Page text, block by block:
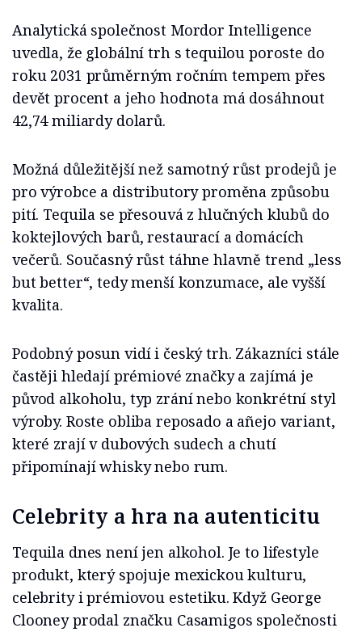
Analytická společnost Mordor Intelligence
uvedla, že globální trh s tequilou poroste do
roku 2031 průměrným ročním tempem přes
devět procent a jeho hodnota má dosáhnout
42,74 miliardy dolarů.
Možná důležitější než samotný růst prodejů je
pro výrobce a distributory proměna způsobu
pití. Tequila se přesouvá z hlučných klubů do
koktejlových barů, restaurací a domácích
večerů. Současný růst táhne hlavně trend „less
but better“, tedy menší konzumace, ale vyšší
kvalita.
Podobný posun vidí i český trh. Zákazníci stále
častěji hledají prémiové značky a zajímá je
původ alkoholu, typ zrání nebo konkrétní styl
výroby. Roste obliba reposado a añejo variant,
které zrají v dubových sudech a chutí
připomínají whisky nebo rum.
Celebrity a hra na autenticitu
Tequila dnes není jen alkohol. Je to lifestyle
produkt, který spojuje mexickou kulturu,
celebrity i prémiovou estetiku. Když George
Clooney prodal značku Casamigos společnosti